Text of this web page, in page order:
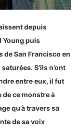
depuis
Young puis
de San Francisco en
S’ils n’ont
entre eux, il fut
ce monstre à
qu’à travers sa
de sa voix